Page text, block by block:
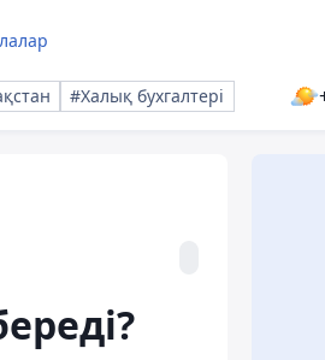
#Халық бухгалтері